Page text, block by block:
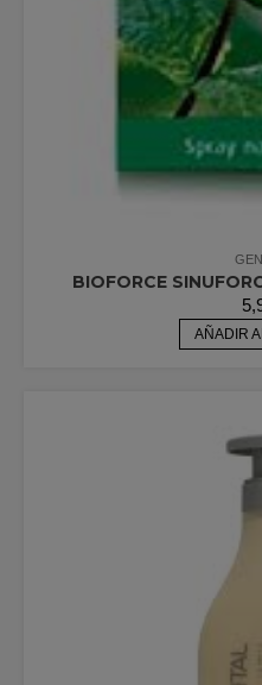
BIOFORCE
AÑADIR